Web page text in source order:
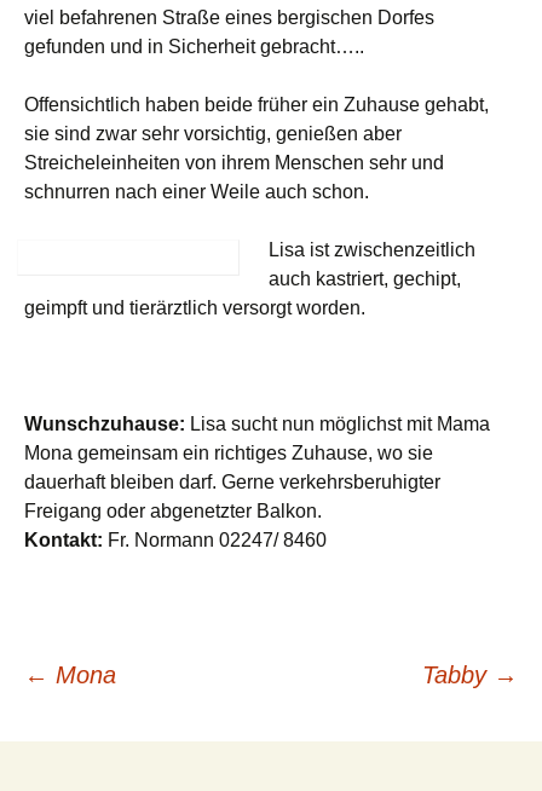
viel befahrenen Straße eines bergischen Dorfes
gefunden und in Sicherheit gebracht…..
Offensichtlich haben beide früher ein Zuhause gehabt,
sie sind zwar sehr vorsichtig, genießen aber
Streicheleinheiten von ihrem Menschen sehr und
schnurren nach einer Weile auch schon.
Lisa ist zwischenzeitlich
auch kastriert, gechipt,
geimpft und tierärztlich versorgt worden.
Wunschzuhause: Lisa sucht nun möglichst mit Mama
Mona gemeinsam ein richtiges Zuhause, wo sie
dauerhaft bleiben darf. Gerne verkehrsberuhigter
Freigang oder abgenetzter Balkon.
Kontakt: Fr. Normann 02247/ 8460
Beitragsnavigation
← Mona Tabby →